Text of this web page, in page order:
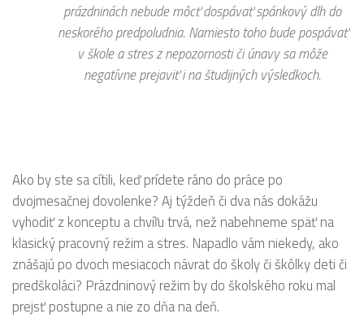
prázdninách nebude môcť dospávať spánkový dlh do
neskorého predpoludnia. Namiesto toho bude pospávať
v škole a stres z nepozornosti či únavy sa môže
negatívne prejaviť i na študijných výsledkoch.
Ako by ste sa cítili, keď prídete ráno do práce po
dvojmesačnej dovolenke? Aj týždeň či dva nás dokážu
vyhodiť z konceptu a chvíľu trvá, než nabehneme späť na
klasický pracovný režim a stres. Napadlo vám niekedy, ako
znášajú po dvoch mesiacoch návrat do školy či škôlky deti či
predškoláci? Prázdninový režim by do školského roku mal
prejsť postupne a nie zo dňa na deň.